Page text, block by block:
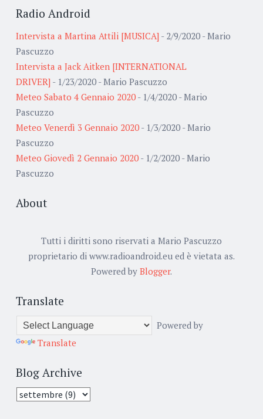
Radio Android
Intervista a Martina Attili [MUSICA] - 2/9/2020 - Mario
Pascuzzo
Intervista a Jack Aitken [INTERNATIONAL
DRIVER] - 1/23/2020 - Mario Pascuzzo
Meteo Sabato 4 Gennaio 2020 - 1/4/2020 - Mario
Pascuzzo
Meteo Venerdì 3 Gennaio 2020 - 1/3/2020 - Mario
Pascuzzo
Meteo Giovedì 2 Gennaio 2020 - 1/2/2020 - Mario
Pascuzzo
About
Tutti i diritti sono riservati a Mario Pascuzzo
proprietario di www.radioandroid.eu ed è vietata as.
Powered by Blogger.
Translate
Powered by
Translate
Blog Archive